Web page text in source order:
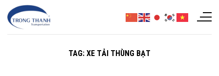
Chuyển
đến
TAG: XE TẢI THÙNG BẠT